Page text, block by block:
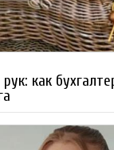
как